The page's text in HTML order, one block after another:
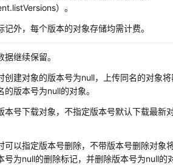
）。
记外，每个版本的对象存储均需计费。
据继续保留。
创建对象的版本号为null，上传同名的对象将
的版本号为null的对象。
本号下载对象，不指定版本号默认下载最新
可以指定版本号删除，不带版本号删除对象
号为null的删除标记，并删除版本号为null的